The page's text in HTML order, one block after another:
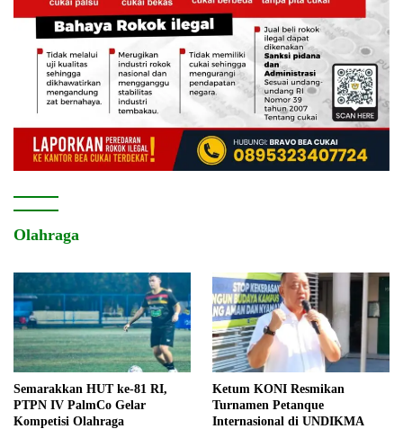
Olahraga
Semarakkan HUT ke-81 RI,
PTPN IV PalmCo Gelar
Kompetisi Olahraga
Ketum KONI Resmikan
Turnamen Petanque
Internasional di UNDIKMA